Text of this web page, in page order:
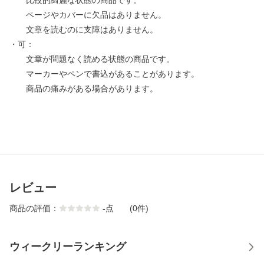
ページやカバーに欠品はありません。
文章を読むのに支障はありません。
・可：
文章が問題なく読める状態の商品です。
マーカーやペンで書込があることがあります。
商品の痛みがある場合があります。
レビュー
商品の評価： -点 (0件)
ウィークリーランキング